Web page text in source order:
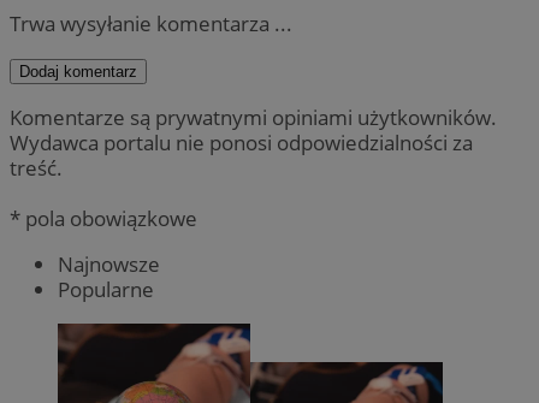
Trwa wysyłanie komentarza ...
Dodaj komentarz
Komentarze są prywatnymi opiniami użytkowników.
Wydawca portalu nie ponosi odpowiedzialności za
treść.
* pola obowiązkowe
Najnowsze
Popularne